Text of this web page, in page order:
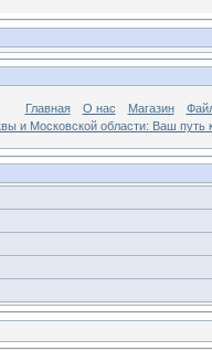
Главная О нас Магазин
и Московской области: Ваш